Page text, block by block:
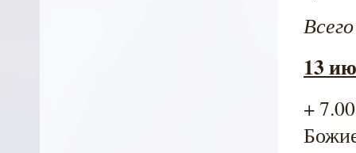
13
+